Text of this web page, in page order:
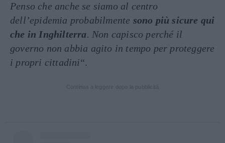
Penso che anche se siamo al centro
dell’epidemia probabilmente sono più sicure qui
che in Inghilterra. Non capisco perché il
governo non abbia agito in tempo per proteggere
i propri cittadini“.